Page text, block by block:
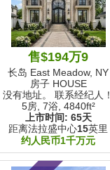
售$194万9
长岛 East Meadow, NY
房子 HOUSE
没有地址。 联系经纪人！
5房, 7浴, 4840ft²
上市时间: 65天
距离法拉盛中心15英里
约人民币1千万元